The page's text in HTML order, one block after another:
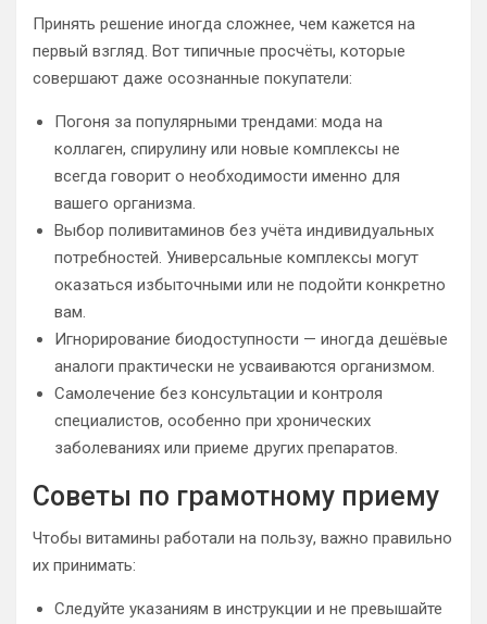
Принять решение иногда сложнее, чем кажется на
первый взгляд. Вот типичные просчёты, которые
совершают даже осознанные покупатели:
Погоня за популярными трендами: мода на
коллаген, спирулину или новые комплексы не
всегда говорит о необходимости именно для
вашего организма.
Выбор поливитаминов без учёта индивидуальных
потребностей. Универсальные комплексы могут
оказаться избыточными или не подойти конкретно
вам.
Игнорирование биодоступности — иногда дешёвые
аналоги практически не усваиваются организмом.
Самолечение без консультации и контроля
специалистов, особенно при хронических
заболеваниях или приеме других препаратов.
Советы по грамотному приему
Чтобы витамины работали на пользу, важно правильно
их принимать:
Следуйте указаниям в инструкции и не превышайте